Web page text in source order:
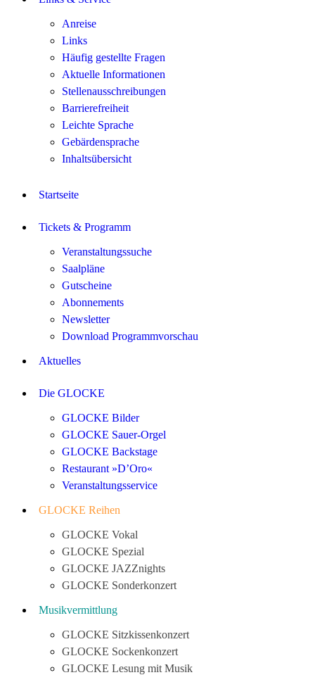
Anreise
Links
Häufig gestellte Fragen
Aktuelle Informationen
Stellenausschreibungen
Barrierefreiheit
Leichte Sprache
Gebärdensprache
Inhaltsübersicht
Startseite
Tickets & Programm
Veranstaltungssuche
Saalpläne
Gutscheine
Abonnements
Newsletter
Download Programmvorschau
Aktuelles
Die GLOCKE
GLOCKE Bilder
GLOCKE Sauer-Orgel
GLOCKE Backstage
Restaurant »D’Oro«
Veranstaltungsservice
GLOCKE Reihen
GLOCKE Vokal
GLOCKE Spezial
GLOCKE JAZZnights
GLOCKE Sonderkonzert
Musikvermittlung
GLOCKE Sitzkissenkonzert
GLOCKE Sockenkonzert
GLOCKE Lesung mit Musik